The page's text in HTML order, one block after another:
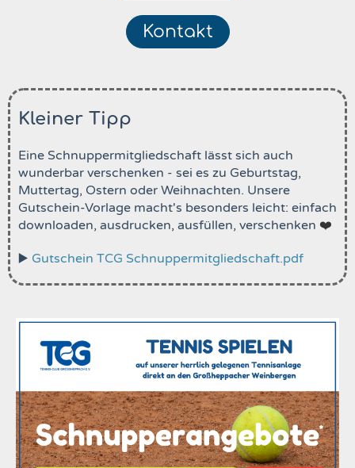
Kontakt
Kleiner Tipp
Eine Schnuppermitgliedschaft lässt sich auch
wunderbar verschenken - sei es zu Geburtstag,
Muttertag, Ostern oder Weihnachten. Unsere
Gutschein-Vorlage macht's besonders leicht: einfach
downloaden, ausdrucken, ausfüllen, verschenken ❤️
▶️ Gutschein TCG Schnuppermitgliedschaft.pdf